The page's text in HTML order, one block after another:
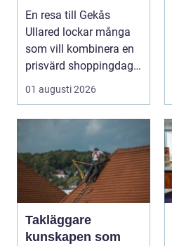
smidig
shoppingdag
En resa till Gekås
Ullared lockar många
som vill kombinera en
prisvärd shoppingdag
med en enkel och ...
01 augusti 2026
Takläggare
kunskapen som